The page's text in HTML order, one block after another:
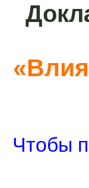
Чтобы